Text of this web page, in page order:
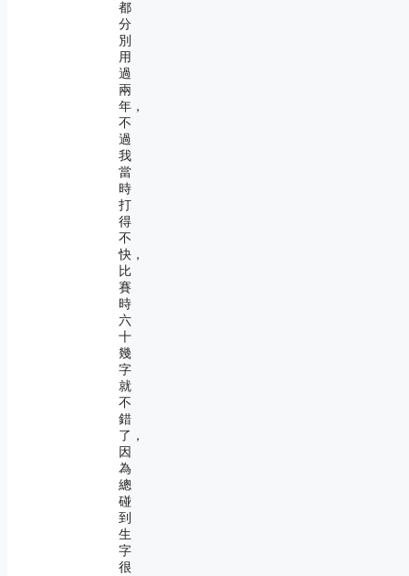
都
分
別
用
過
兩
年，
不
過
我
當
時
打
得
不
快，
比
賽
時
六
十
幾
字
就
不
錯
了，
因
為
總
碰
到
生
字
很